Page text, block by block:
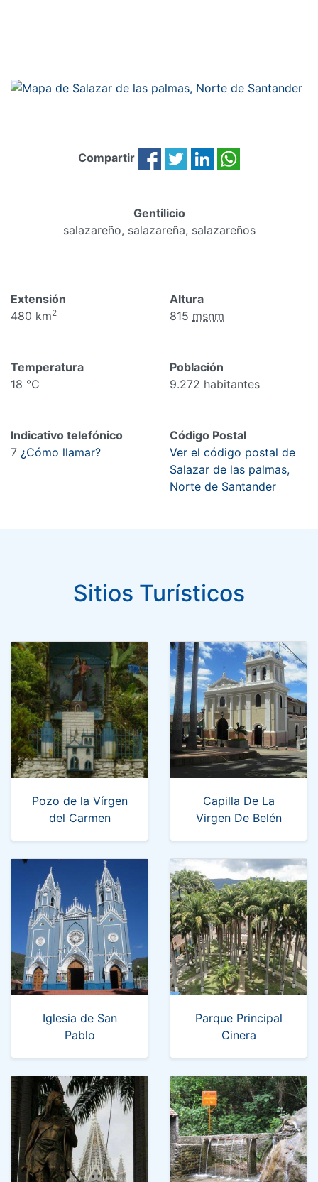
Compartir
Gentilicio
salazareño, salazareña, salazareños
Extensión
480 km2
Altura
815 msnm
Temperatura
18 °C
Población
9.272 habitantes
Indicativo telefónico
7 ¿Cómo llamar?
Código Postal
Ver el código postal de
Salazar de las palmas,
Norte de Santander
Sitios Turísticos
Pozo de la Vírgen
del Carmen
Capilla De La
Virgen De Belén
Iglesia de San
Pablo
Parque Principal
Cinera